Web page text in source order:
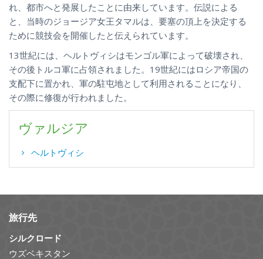
れ、都市へと発展したことに由来しています。伝説による
と、当時のジョージア女王タマルは、要塞の頂上を決定する
ために競技会を開催したと伝えられています。
13世紀には、ヘルトヴィシはモンゴル軍によって破壊され、
その後トルコ軍に占領されました。19世紀にはロシア帝国の
支配下に置かれ、軍の駐屯地として利用されることになり、
その際に修復が行われました。
ヴァルジア
ヘルトヴィシ
旅行先
シルクロード
ウズベキスタン